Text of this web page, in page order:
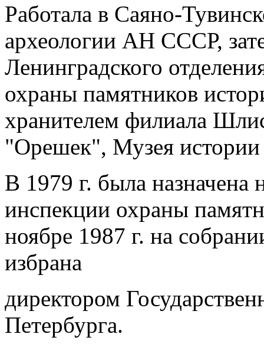
Работала в Саяно-
археологии АН СССР,
Ленинградского
охраны памятников
хранителем филиала
"Орешек", Музея истории
В 1979 г. была назначена
инспекции охраны
ноябре 1987 г. на
избрана
директором
Петербурга.